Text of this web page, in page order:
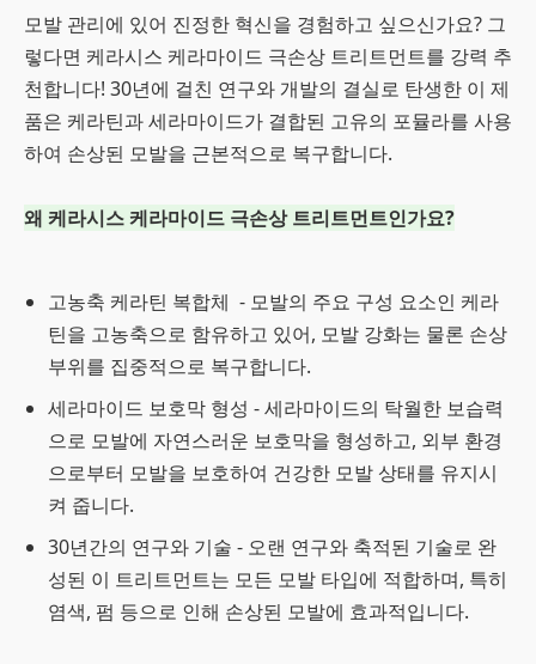
모발 관리에 있어 진정한 혁신을 경험하고 싶으신가요? 그
렇다면 케라시스 케라마이드 극손상 트리트먼트를 강력 추
천합니다! 30년에 걸친 연구와 개발의 결실로 탄생한 이 제
품은 케라틴과 세라마이드가 결합된 고유의 포뮬라를 사용
하여 손상된 모발을 근본적으로 복구합니다.
왜 케라시스 케라마이드 극손상 트리트먼트인가요?
고농축 케라틴 복합체 - 모발의 주요 구성 요소인 케라
틴을 고농축으로 함유하고 있어, 모발 강화는 물론 손상
부위를 집중적으로 복구합니다.
세라마이드 보호막 형성 - 세라마이드의 탁월한 보습력
으로 모발에 자연스러운 보호막을 형성하고, 외부 환경
으로부터 모발을 보호하여 건강한 모발 상태를 유지시
켜 줍니다.
30년간의 연구와 기술 - 오랜 연구와 축적된 기술로 완
성된 이 트리트먼트는 모든 모발 타입에 적합하며, 특히
염색, 펌 등으로 인해 손상된 모발에 효과적입니다.